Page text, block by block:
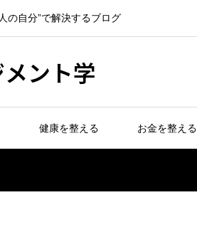
の自分”で解決するブログ
ント学
健康を整える お金を整える